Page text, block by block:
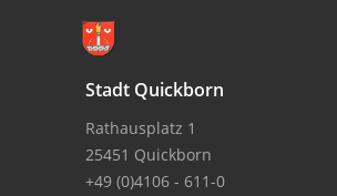
Stadt Quickborn
Rathausplatz 1
25451 Quickborn
+49 (0)4106 - 611-0